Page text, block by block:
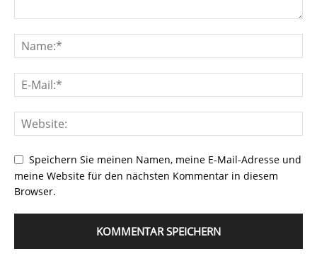
Speichern Sie meinen Namen, meine E-Mail-Adresse und
meine Website für den nächsten Kommentar in diesem
Browser.